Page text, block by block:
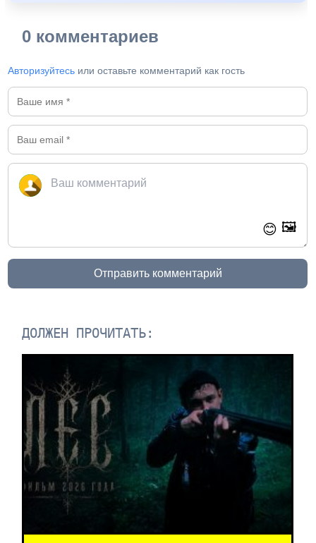
0 комментариев
Авторизуйтесь или оставьте комментарий как гость
😊 🖼️
Отправить комментарий
ДОЛЖЕН ПРОЧИТАТЬ: